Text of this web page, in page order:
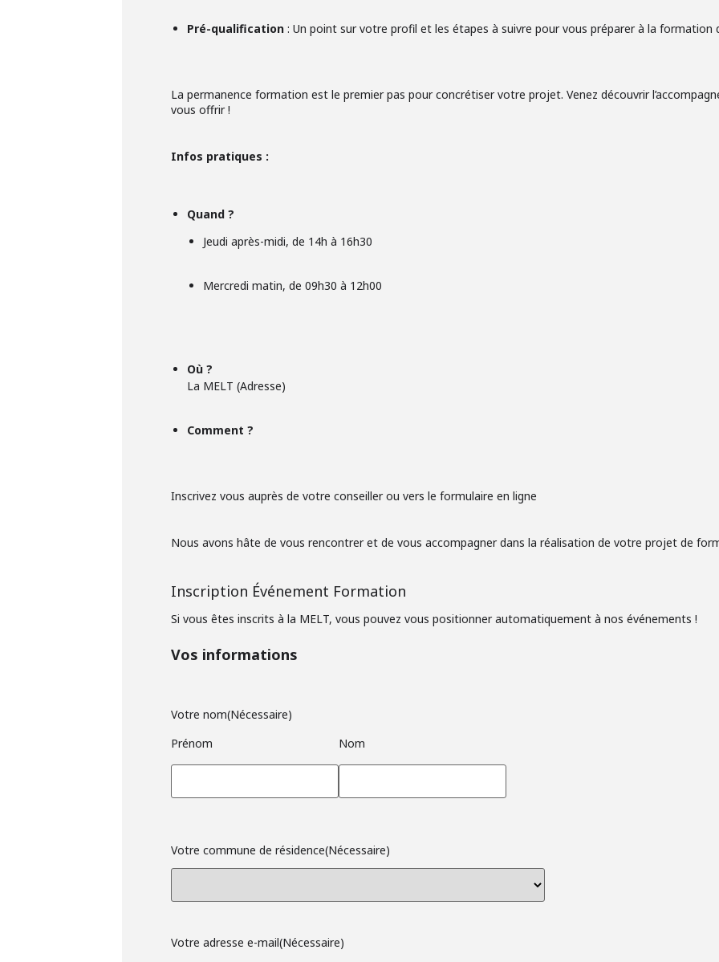
Pré-qualification : Un point sur votre profil et les étapes à suivre pour vous préparer à la formation
La permanence formation est le premier pas pour concrétiser votre projet. Venez découvrir
vous offrir !
Infos pratiques :
Quand ?
Jeudi après-midi, de 14h à 16h30
Mercredi matin, de 09h30 à 12h00
Où ?
La MELT (Adresse)
Comment ?
Inscrivez vous auprès de votre conseiller ou vers le formulaire en ligne
Nous avons hâte de vous rencontrer et de vous accompagner dans la réalisation de votre projet de
Inscription Événement Formation
Si vous êtes inscrits à la MELT, vous pouvez vous positionner automatiquement à nos événements !
Vos informations
Votre nom(Nécessaire)
Prénom
Nom
Votre commune de résidence(Nécessaire)
Votre adresse e-mail(Nécessaire)